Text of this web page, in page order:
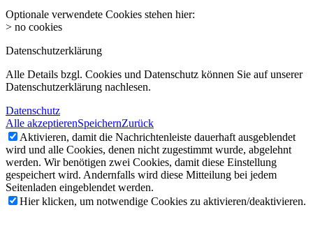
Optionale verwendete Cookies stehen hier:
> no cookies
Datenschutzerklärung
Alle Details bzgl. Cookies und Datenschutz können Sie auf unserer
Datenschutzerklärung nachlesen.
Datenschutz
Alle akzeptierenSpeichernZurück
Aktivieren, damit die Nachrichtenleiste dauerhaft ausgeblendet
wird und alle Cookies, denen nicht zugestimmt wurde, abgelehnt
werden. Wir benötigen zwei Cookies, damit diese Einstellung
gespeichert wird. Andernfalls wird diese Mitteilung bei jedem
Seitenladen eingeblendet werden.
Hier klicken, um notwendige Cookies zu aktivieren/deaktivieren.